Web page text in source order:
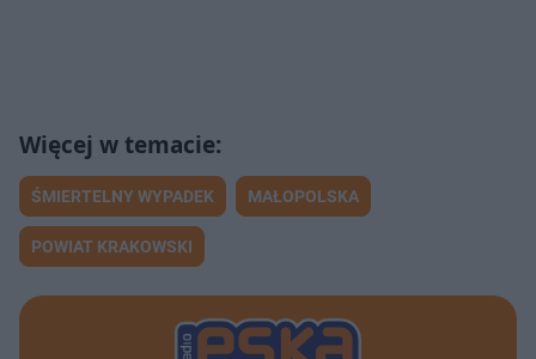
ŚMIERTELNY WYPADEK MAŁOPOLSKA
POWIAT KRAKOWSKI